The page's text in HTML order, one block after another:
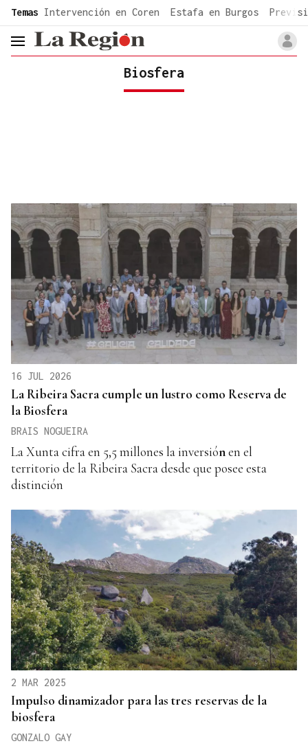
common.go-to-content
Temas Intervención en Coren Estafa en Burgos
header.menu.open
Biosfera
16 JUL 2026
La Ribeira Sacra cumple un lustro como Reserva de
la Biosfera
BRAIS NOGUEIRA
La Xunta cifra en 5,5 millones la inversiónen el
territorio de la Ribeira Sacra desde que posee esta
distinción
2 MAR 2025
Impulso dinamizador para las tres reservas de la
biosfera
GONZALO GAY